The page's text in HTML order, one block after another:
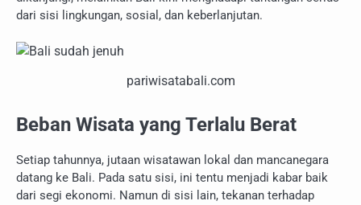
dari sisi lingkungan, sosial, dan keberlanjutan.
pariwisatabali.com
Beban Wisata yang Terlalu Berat
Setiap tahunnya, jutaan wisatawan lokal dan mancanegara
datang ke Bali. Pada satu sisi, ini tentu menjadi kabar baik
dari segi ekonomi. Namun di sisi lain, tekanan terhadap